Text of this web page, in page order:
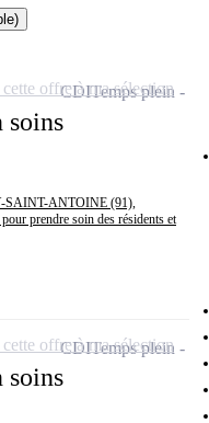
SAINT-ANTOINE (91),
prendre soin des résidents et
CDITemps plein
offre à ma sélection
CDITemps plein
offre à ma sélection